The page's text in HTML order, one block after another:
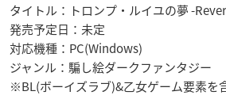
タイトル：トロンプ・ルイユの夢 -
発売予定日：未定
対応機種：PC(Windows)
ジャンル：騙し絵ダークファンタジー
※BL(ボーイズラブ)&乙女ゲーム要素を